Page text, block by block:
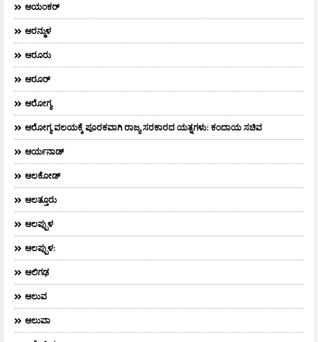
ಆಯಂಕರ್
ಆರನ್ಮುಳ
ಆರೂರು
ಆರೂರ್
ಆರೋಗ್ಯ
ಆರೋಗ್ಯ ವಲಯಕ್ಕೆ ಪೂರಕವಾಗಿ ರಾಜ್ಯ ಸರಕಾರದ ಯತ್ನಗಳು: ಕಂದಾಯ ಸಚಿವ
ಆರ್ಯನಾಡ್
ಆಲಕೋಡ್
ಆಲತ್ತೂರು
ಆಲಪ್ಪುಳ
ಆಲಪ್ಪುಳ:
ಆಲಿಗಢ
ಆಲುವ
ಆಲುವಾ